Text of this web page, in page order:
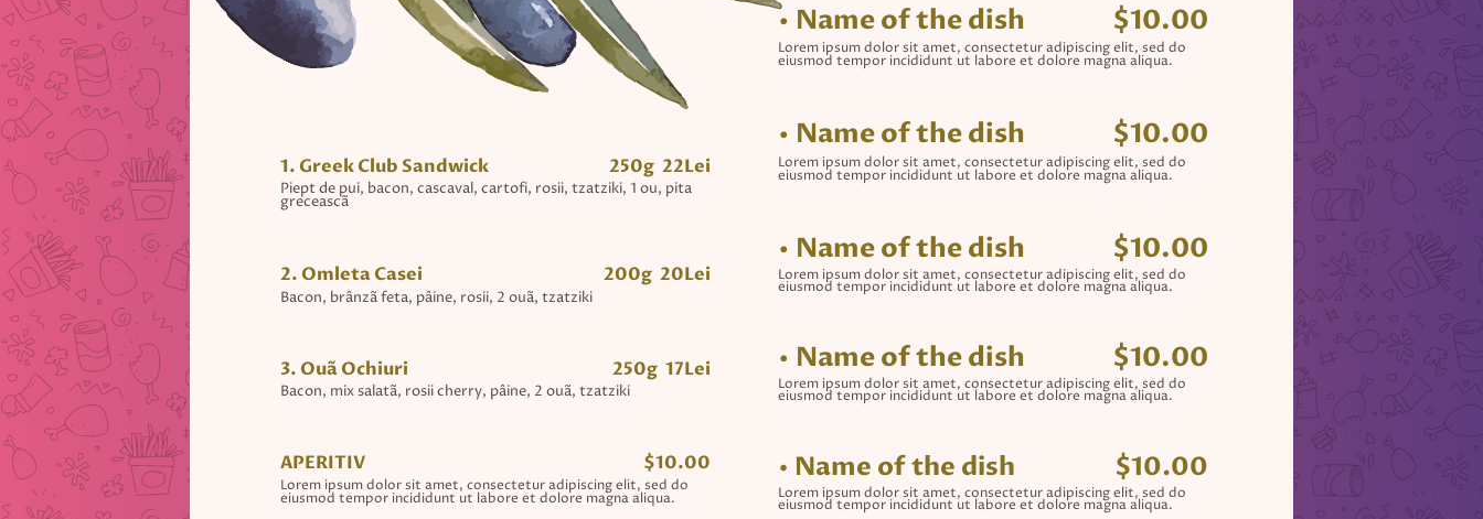
1. Greek Club Sandwick 250g 22Lei
Piept de pui, bacon, cascaval, cartofi, rosii, tzatziki, 1 ou, pita
greceascã
2. Omleta Casei 200g 20Lei
Bacon, brânzã feta, pâine, rosii, 2 ouã, tzatziki
3. Ouã Ochiuri 250g 17Lei
Bacon, mix salatã, rosii cherry, pâine, 2 ouã, tzatziki
APERITIV $10.00
Lorem ipsum dolor sit amet, consectetur adipiscing elit, sed do
eiusmod tempor incididunt ut labore et dolore magna aliqua.
• Name of the dish $10.00
Lorem ipsum dolor sit amet, consectetur adipiscing elit, sed do
eiusmod tempor incididunt ut labore et dolore magna aliqua.
• Name of the dish $10.00
Lorem ipsum dolor sit amet, consectetur adipiscing elit, sed do
eiusmod tempor incididunt ut labore et dolore magna aliqua.
• Name of the dish $10.00
Lorem ipsum dolor sit amet, consectetur adipiscing elit, sed do
eiusmod tempor incididunt ut labore et dolore magna aliqua.
• Name of the dish $10.00
Lorem ipsum dolor sit amet, consectetur adipiscing elit, sed do
eiusmod tempor incididunt ut labore et dolore magna aliqua.
• Name of the dish $10.00
Lorem ipsum dolor sit amet, consectetur adipiscing elit, sed do
eiusmod tempor incididunt ut labore et dolore magna aliqua.